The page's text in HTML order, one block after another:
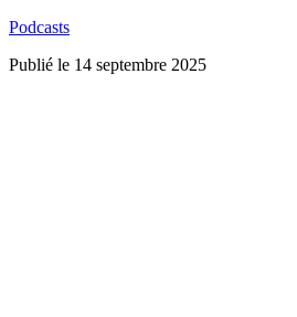
Podcasts
Publié le 14 septembre 2025